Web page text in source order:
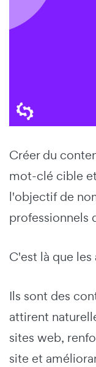
Créer du
mot-clé cible et
l'objectif de
professionnels
C'est là que
Ils sont des
attirent
sites web,
site et